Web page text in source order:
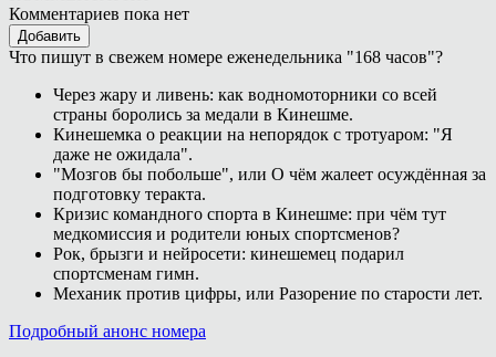
Комментариев пока нет
Добавить
Что пишут в свежем номере еженедельника "168 часов"?
Через жару и ливень: как водномоторники со всей
страны боролись за медали в Кинешме.
Кинешемка о реакции на непорядок с тротуаром: "Я
даже не ожидала".
"Мозгов бы побольше", или О чём жалеет осуждённая за
подготовку теракта.
Кризис командного спорта в Кинешме: при чём тут
медкомиссия и родители юных спортсменов?
Рок, брызги и нейросети: кинешемец подарил
спортсменам гимн.
Механик против цифры, или Разорение по старости лет.
Подробный анонс номера